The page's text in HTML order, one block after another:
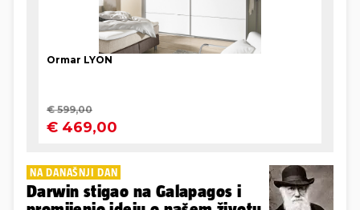
NA DANAŠNJI DAN
Darwin stigao na Galapagos i